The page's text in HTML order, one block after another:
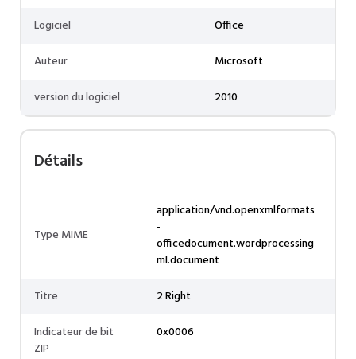
Logiciel
Office
Auteur
Microsoft
version du logiciel
2010
Détails
Type MIME
application/vnd.openxmlformats
-
officedocument.wordprocessing
ml.document
Titre
2 Right
Indicateur de bit
ZIP
0x0006